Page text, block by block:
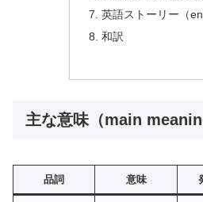
英語ストーリー（
和訳
主な意味（main
品詞 意味